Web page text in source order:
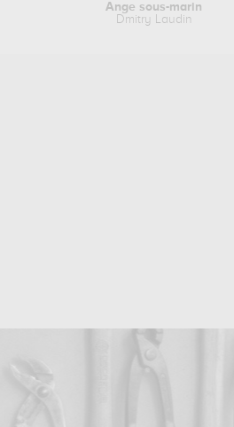
Ange sous-marin
Dmitry Laudin